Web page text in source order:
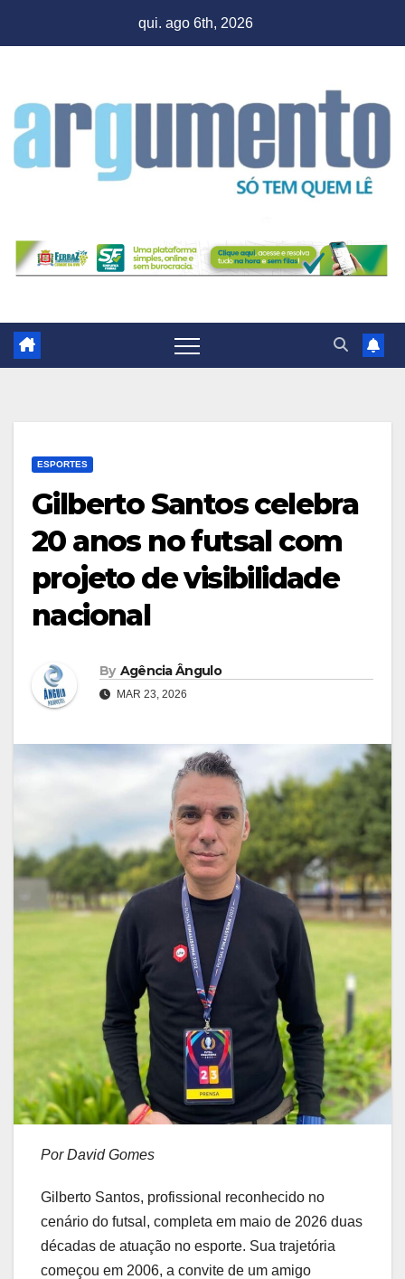
qui. ago 6th, 2026
ESPORTES
Gilberto Santos celebra
20 anos no futsal com
projeto de visibilidade
nacional
By Agência Ângulo
MAR 23, 2026
Por David Gomes
Gilberto Santos, profissional reconhecido no
cenário do futsal, completa em maio de 2026 duas
décadas de atuação no esporte. Sua trajetória
começou em 2006, a convite de um amigo